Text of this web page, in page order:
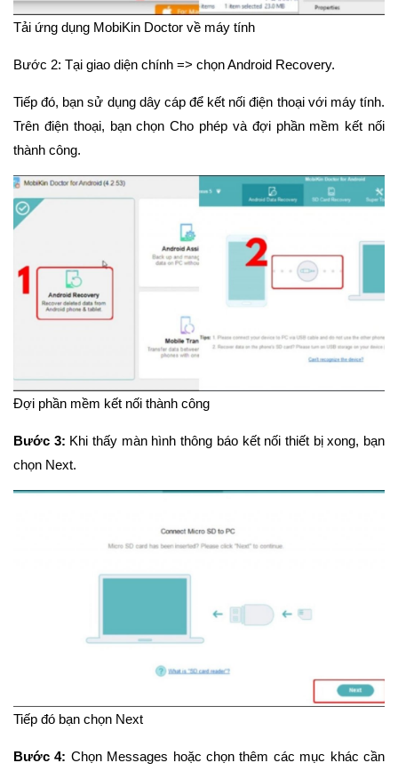
Tải ứng dụng MobiKin Doctor về máy tính
Bước 2: Tại giao diện chính => chọn Android Recovery.
Tiếp đó, bạn sử dụng dây cáp để kết nối điện thoại với máy tính.
Trên điện thoại, bạn chọn Cho phép và đợi phần mềm kết nối
thành công.
Đợi phần mềm kết nối thành công
Bước 3: Khi thấy màn hình thông báo kết nối thiết bị xong, bạn
chọn Next.
Tiếp đó bạn chọn Next
Bước 4: Chọn Messages hoặc chọn thêm các mục khác cần